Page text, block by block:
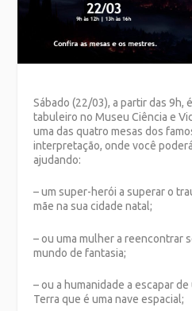
Sábado (22/03), a partir das 9h,
tabuleiro no Museu Ciência e
uma das quatro mesas dos
interpretação, onde você
ajudando:
– um super-herói a superar o
mãe na sua cidade natal;
– ou uma mulher a reencontrar
mundo de fantasia;
– ou a humanidade a escapar
Terra que é uma nave espacial;